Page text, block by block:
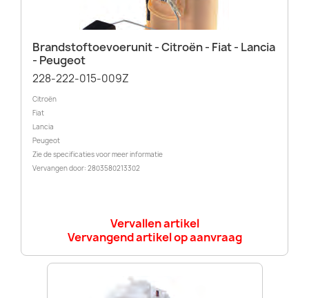
Brandstoftoevoerunit - Citroën - Fiat - Lancia
- Peugeot
228-222-015-009Z
Citroën
Fiat
Lancia
Peugeot
Zie de specificaties voor meer informatie
Vervangen door: 2803580213302
Vervallen artikel
Vervangend artikel op aanvraag